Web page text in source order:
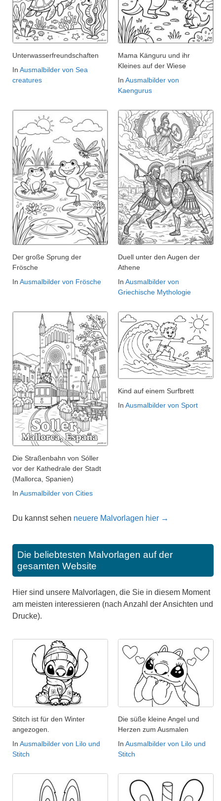
Unterwasserfreundschaften
In Ausmalbilder von Sea
creatures
Mama Känguru und ihr
Kleines auf der Wiese
In Ausmalbilder von
Kaengurus
Der große Sprung der
Frösche
In Ausmalbilder von Frösche
Duell unter den Augen der
Athene
In Ausmalbilder von
Griechische Mythologie
Die Straßenbahn von Sóller
vor der Kathedrale der Stadt
(Mallorca, Spanien)
In Ausmalbilder von Cities
Kind auf einem Surfbrett
In Ausmalbilder von Sport
Du kannst sehen neuere Malvorlagen hier →
Die beliebtesten Malvorlagen auf der
gesamten Website
Hier sind unsere Malvorlagen, die Sie in diesem Moment
am meisten interessieren (nach Anzahl der Ansichten und
Drucke).
Stitch ist für den Winter
angezogen.
In Ausmalbilder von Lilo und
Stitch
Die süße kleine Angel und
Herzen zum Ausmalen
In Ausmalbilder von Lilo und
Stitch